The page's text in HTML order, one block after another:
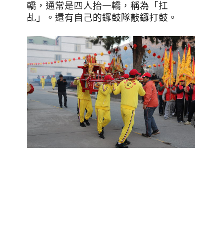
轎，通常是四人抬一轎，稱為「扛
乩」。還有自己的鑼鼓隊敲鑼打鼓。